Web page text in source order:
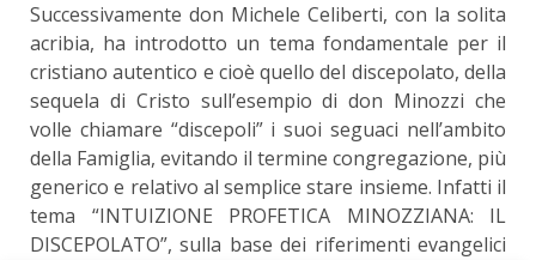
Successivamente don Michele Celiberti, con la solita
acribia, ha introdotto un tema fondamentale per il
cristiano autentico e cioè quello del discepolato, della
sequela di Cristo sull’esempio di don Minozzi che
volle chiamare “discepoli” i suoi seguaci nell’ambito
della Famiglia, evitando il termine congregazione, più
generico e relativo al semplice stare insieme. Infatti il
tema “INTUIZIONE PROFETICA MINOZZIANA: IL
DISCEPOLATO”, sulla base dei riferimenti evangelici